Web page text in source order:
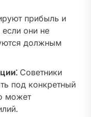
прибыль и
они не
должным
Советники
под конкретный
может